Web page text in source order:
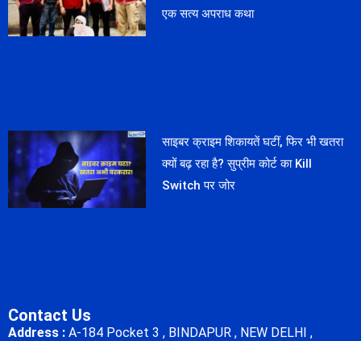
एक सत्य अपराध कथा
साइबर क्राइम शिकायतें घटीं, फिर भी खतरा
क्यों बढ़ रहा है? सुप्रीम कोर्ट का Kill
Switch पर जोर
Contact Us
Address : A-184 Pocket 3 , BINDAPUR , NEW DELHI ,